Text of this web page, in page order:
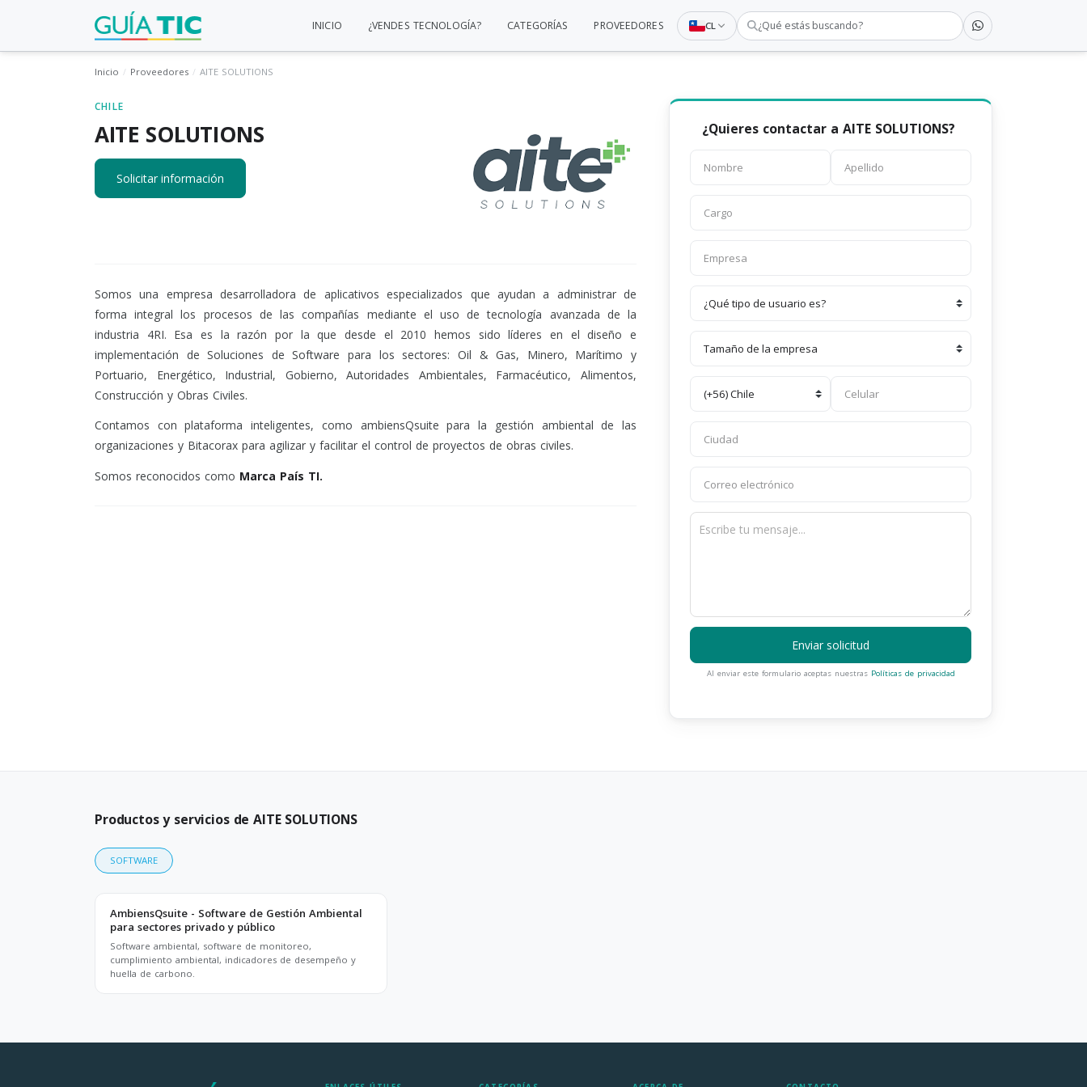
CL ¿Qué estás buscando?
INICIO ¿VENDES TECNOLOGÍA? CATEGORÍAS PROVEEDORES
Inicio Proveedores AITE SOLUTIONS
CHILE
AITE SOLUTIONS
Solicitar información
Somos una empresa desarrolladora de aplicativos especializados que ayudan a administrar de
forma integral los procesos de las compañías mediante el uso de tecnología avanzada de la
industria 4RI. Esa es la razón por la que desde el 2010 hemos sido líderes en el diseño e
implementación de Soluciones de Software para los sectores: Oil & Gas, Minero, Marítimo y
Portuario, Energético, Industrial, Gobierno, Autoridades Ambientales, Farmacéutico, Alimentos,
Construcción y Obras Civiles.
Contamos con plataforma inteligentes, como ambiensQsuite para la gestión ambiental de las
organizaciones y Bitacorax para agilizar y facilitar el control de proyectos de obras civiles.
Somos reconocidos como Marca País TI.
¿Quieres contactar a AITE SOLUTIONS?
Al enviar este formulario aceptas nuestras Políticas de privacidad
Enviar solicitud
Productos y servicios de AITE SOLUTIONS
SOFTWARE
AmbiensQsuite - Software de Gestión Ambiental
para sectores privado y público
Software ambiental, software de monitoreo,
cumplimiento ambiental, indicadores de desempeño y
huella de carbono.